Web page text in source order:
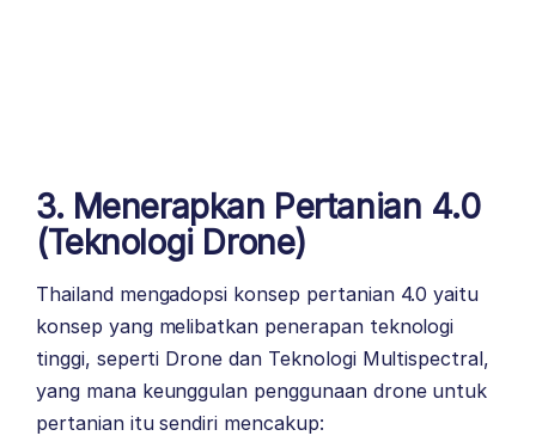
3. Menerapkan Pertanian 4.0
(Teknologi Drone)
Thailand mengadopsi konsep pertanian 4.0 yaitu
konsep yang melibatkan penerapan teknologi
tinggi, seperti Drone dan Teknologi Multispectral,
yang mana keunggulan penggunaan drone untuk
pertanian itu sendiri mencakup: